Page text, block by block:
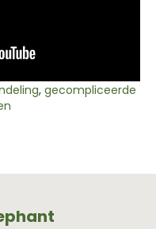
, gecompliceerde